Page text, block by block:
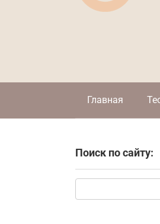
Главная
Поиск по сайту: